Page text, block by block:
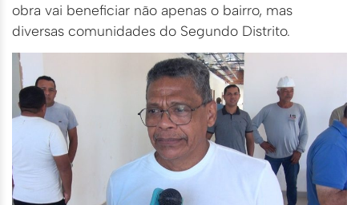
obra vai beneficiar não apenas o bairro, mas
diversas comunidades do Segundo Distrito.